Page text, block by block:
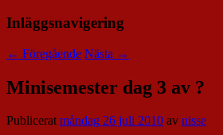
Inläggsnavigering
← Föregående Nästa →
Minisemester dag 3 av ?
Publiceratmåndag 26 juli 2010 av nisse